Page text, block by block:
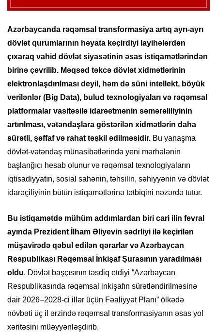
Azərbaycanda rəqəmsal transformasiya artıq ayrı-ayrı
dövlət qurumlarının həyata keçirdiyi layihələrdən
çıxaraq vahid dövlət siyasətinin əsas istiqamətlərindən
birinə çevrilib. Məqsəd təkcə dövlət xidmətlərinin
elektronlaşdırılması deyil, həm də süni intellekt, böyük
verilənlər (Big Data), bulud texnologiyaları və rəqəmsal
platformalar vasitəsilə idarəetmənin səmərəliliyinin
artırılması, vətəndaşlara göstərilən xidmətlərin daha
sürətli, şəffaf və rahat təşkil edilməsidir. Bu yanaşma
dövlət-vətəndaş münasibətlərində yeni mərhələnin
başlanğıcı hesab olunur və rəqəmsal texnologiyaların
iqtisadiyyatın, sosial sahənin, təhsilin, səhiyyənin və dövlət
idarəçiliyinin bütün istiqamətlərinə tətbiqini nəzərdə tutur.
Bu istiqamətdə mühüm addımlardan biri cari ilin fevral
ayında Prezident İlham Əliyevin sədrliyi ilə keçirilən
müşavirədə qəbul edilən qərarlar və Azərbaycan
Respublikası Rəqəmsal İnkişaf Şurasının yaradılması
oldu. Dövlət başçısının təsdiq etdiyi “Azərbaycan
Respublikasında rəqəmsal inkişafın sürətləndirilməsinə
dair 2026–2028-ci illər üçün Fəaliyyət Planı” ölkədə
növbəti üç il ərzində rəqəmsal transformasiyanın əsas yol
xəritəsini müəyyənləşdirib.